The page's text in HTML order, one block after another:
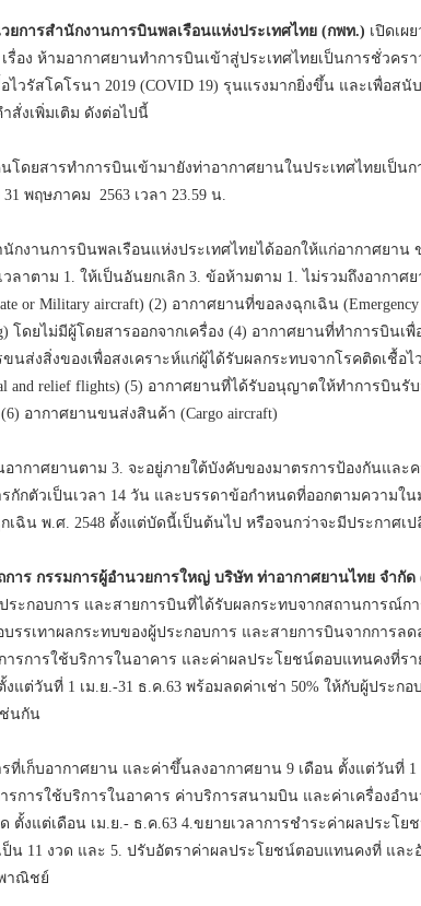
การสำนักงานการบินพลเรือนแห่งประเทศไทย (กพท.) เปิดเผ
รื่อง ห้ามอากาศยานทำการบินเข้าสู่ประเทศไทยเป็นการชั่วค
ไวรัสโคโรนา 2019 (COVID 19) รุนแรงมากยิ่งขึ้น และเพื่อ
สั่งเพิ่มเติม ดังต่อไปนี้
โดยสารทำการบินเข้ามายังท่าอากาศยานในประเทศไทยเป็น
พฤษภาคม 2563 เวลา 23.59 น.
กงานการบินพลเรือนแห่งประเทศไทยได้ออกให้แก่อากาศยา
วลาตาม 1. ให้เป็นอันยกเลิก 3. ข้อห้ามตาม 1. ไม่รวมถึงอากา
or Military aircraft) (2) อากาศยานที่ขอลงฉุกเฉิน
โดยไม่มีผู้โดยสารออกจากเครื่อง (4) อากาศยานที่ทำการบิน
นส่งสิ่งของเพื่อสงเคราะห์แก่ผู้ได้รับผลกระทบจากโรคติดเชื้อไ
and relief flights) (5) อากาศยานที่ได้รับอนุญาตให้ทำการบิน
อากาศยานขนส่งสินค้า (Cargo aircraft)
ากาศยานตาม 3. จะอยู่ภายใต้บังคับของมาตรการป้องกันแล
กักตัวเป็นเวลา 14 วัน และบรรดาข้อกำหนดที่ออกตามความใ
ฉิน พ.ศ. 2548 ตั้งแต่บัดนี้เป็นต้นไป หรือจนกว่าจะมีประกาศเ
าร กรรมการผู้อำนวยการใหญ่ บริษัท ท่าอากาศยานไทย จำกั
ระกอบการ และสายการบินที่ได้รับผลกระทบจากสถานการณ์ก
รรเทาผลกระทบของผู้ประกอบการ และสายการบินจากการล
รการใช้บริการในอาคาร และค่าผลประโยชน์ตอบแทนคงที่รา
งแต่วันที่ 1 เม.ย.-31 ธ.ค.63 พร้อมลดค่าเช่า 50% ให้กับผู้ประก
ช่นกัน
ที่เก็บอากาศยาน และค่าขึ้นลงอากาศยาน 9 เดือน ตั้งแต่วันที่ 1
รการใช้บริการในอาคาร ค่าบริการสนามบิน และค่าเครื่องอำ
ตั้งแต่เดือน เม.ย.- ธ.ค.63 4.ขยายเวลาการชำระค่าผลประโ
ป็น 11 งวด และ 5. ปรับอัตราค่าผลประโยชน์ตอบแทนคงที่ แ
าณิชย์